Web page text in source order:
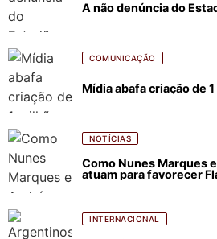
A não denúncia do
COMUNICAÇÃO
Mídia abafa criação de
NOTÍCIAS
Como Nunes Marques
atuam para favorecer
INTERNACIONAL